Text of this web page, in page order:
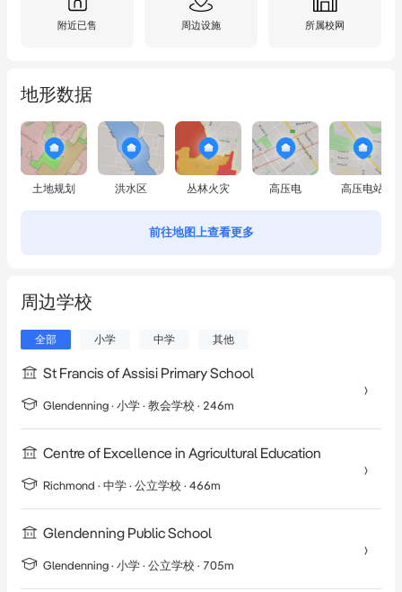
附近已售 周边设施 所属校网
地形数据
土地规划 洪水区 丛林火灾 高压电 高压电站
前往地图上查看更多
周边学校
全部 小学 中学 其他
St Francis of Assisi Primary School
Glendenning · 小学 · 教会学校 · 246m
Centre of Excellence in Agricultural Education
Richmond · 中学 · 公立学校 · 466m
Glendenning Public School
Glendenning · 小学 · 公立学校 · 705m